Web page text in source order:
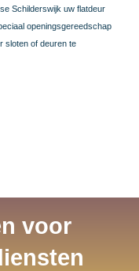
Schilderswijk uw flatdeur
openingsgereedschap
sloten of deuren te
voor